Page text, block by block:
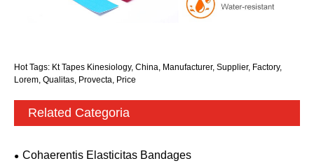
Hot Tags: Kt Tapes Kinesiology, China, Manufacturer, Supplier, Factory,
Lorem, Qualitas, Provecta, Price
Related Categoria
Cohaerentis Elasticitas Bandages